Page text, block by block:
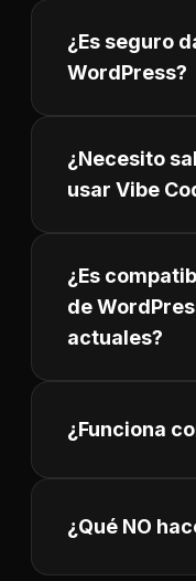
¿Es seguro
WordPress?
¿Necesito
usar Vibe
¿Es
de
actuales?
¿Funciona
¿Qué NO